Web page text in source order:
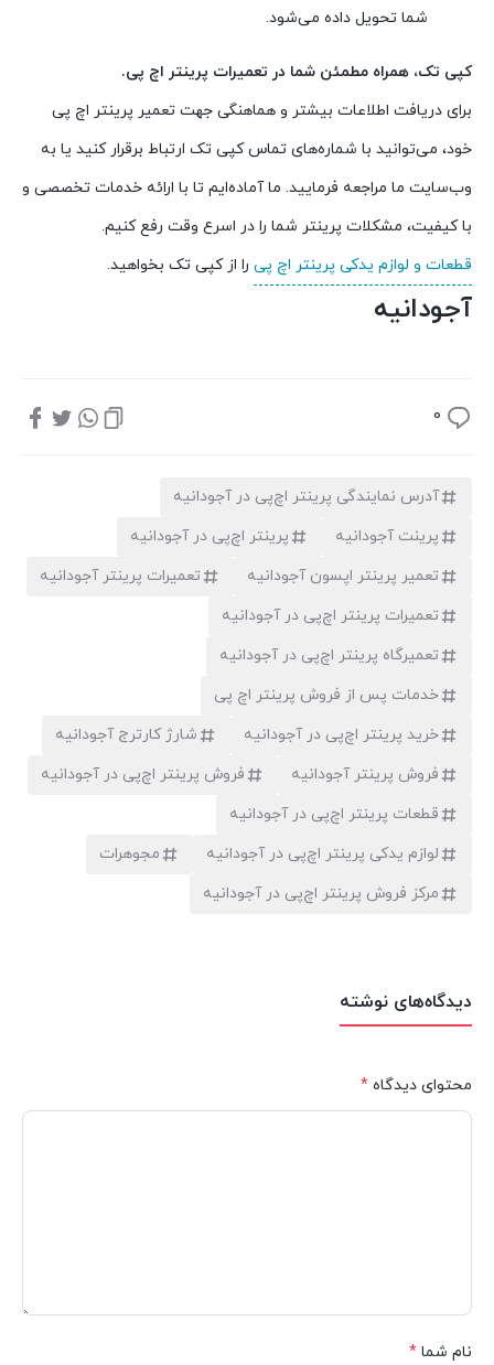
شما تحویل داده می‌شود.
کپی تک، همراه مطمئن شما در تعمیرات پرینتر اچ پی.
برای دریافت اطلاعات بیشتر و هماهنگی جهت تعمیر پرینتر اچ پی
خود، می‌توانید با شماره‌های تماس کپی تک ارتباط برقرار کنید یا به
وب‌سایت ما مراجعه فرمایید. ما آماده‌ایم تا با ارائه خدمات تخصصی و
با کیفیت، مشکلات پرینتر شما را در اسرع وقت رفع کنیم.
قطعات و لوازم یدکی پرینتر اچ پی را از کپی تک بخواهید.
آجودانیه
0
آدرس نمایندگی پرینتر اچ‌پی در آجودانیه
پرینت آجودانیه
پرینتر اچ‌پی در آجودانیه
تعمیر پرینتر اپسون آجودانیه
تعمیرات پرینتر آجودانیه
تعمیرات پرینتر اچ‌پی در آجودانیه
تعمیرگاه پرینتر اچ‌پی در آجودانیه
خدمات پس از فروش پرینتر اچ پی
خرید پرینتر اچ‌پی در آجودانیه
شارژ کارترج آجودانیه
فروش پرینتر آجودانیه
فروش پرینتر اچ‌پی در آجودانیه
قطعات پرینتر اچ‌پی در آجودانیه
لوازم یدکی پرینتر اچ‌پی در آجودانیه
مجوهرات
مرکز فروش پرینتر اچ‌پی در آجودانیه
دیدگاه‌های نوشته
محتوای دیدگاه *
نام شما *